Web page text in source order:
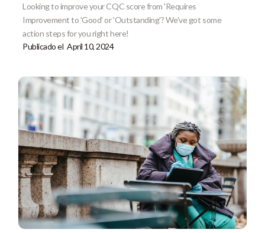
Looking to improve your CQC score from 'Requires
Improvement to 'Good' or 'Outstanding'? We've got some
action steps for you right here!
Publicado el April 10, 2024